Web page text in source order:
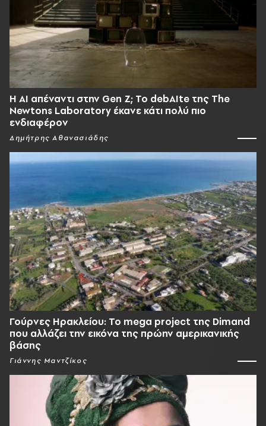
Η AI απέναντι στην Gen Z; Το debAIte της The
Newtons Laboratory έκανε κάτι πολύ πιο
ενδιαφέρον
Δημήτρης Αθανασιάδης
Γούρνες Ηρακλείου: To mega project της Dimand
που αλλάζει την εικόνα της πρώην αμερικανικής
βάσης
Γιάννης Μαντζίκος